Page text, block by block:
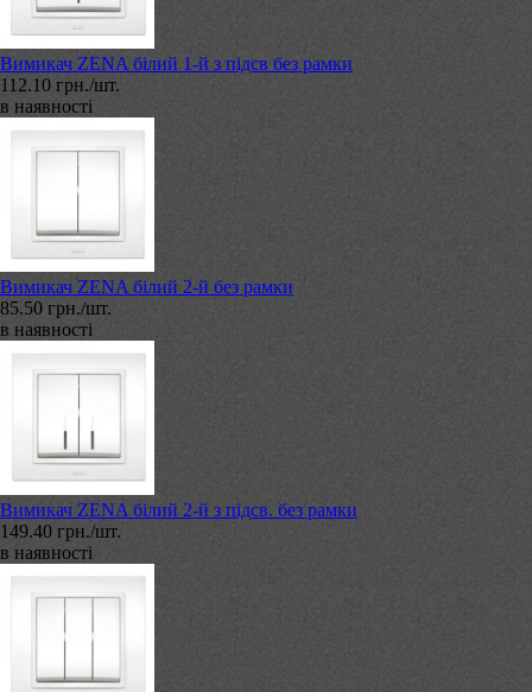
Вимикач ZENA білий 1-й з підсв без рамки
112.10 грн./шт.
в наявності
Вимикач ZENA білий 2-й без рамки
85.50 грн./шт.
в наявності
Вимикач ZENA білий 2-й з підсв. без рамки
149.40 грн./шт.
в наявності